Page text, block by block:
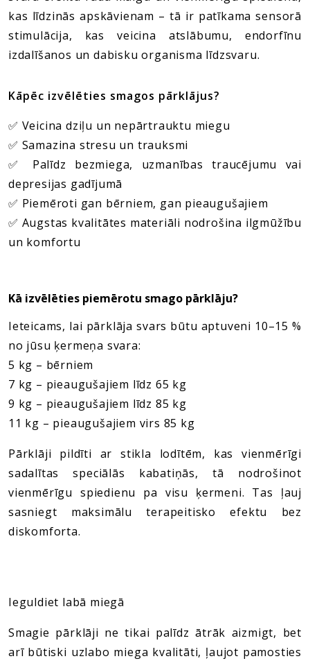
kas līdzinās apskāvienam – tā ir patīkama sensorā
stimulācija, kas veicina atslābumu, endorfīnu
izdalīšanos un dabisku organisma līdzsvaru.
Kāpēc izvēlēties smagos pārklājus?
✅ Veicina dziļu un nepārtrauktu miegu
✅ Samazina stresu un trauksmi
✅ Palīdz bezmiega, uzmanības traucējumu vai
depresijas gadījumā
✅ Piemēroti gan bērniem, gan pieaugušajiem
✅ Augstas kvalitātes materiāli nodrošina ilgmūžību
un komfortu
Kā izvēlēties piemērotu smago pārklāju?
Ieteicams, lai pārklāja svars būtu aptuveni 10–15 %
no jūsu ķermeņa svara:
5 kg – bērniem
7 kg – pieaugušajiem līdz 65 kg
9 kg – pieaugušajiem līdz 85 kg
11 kg – pieaugušajiem virs 85 kg
Pārklāji pildīti ar stikla lodītēm, kas vienmērīgi
sadalītas speciālās kabatiņās, tā nodrošinot
vienmērīgu spiedienu pa visu ķermeni. Tas ļauj
sasniegt maksimālu terapeitisko efektu bez
diskomforta.
Ieguldiet labā miegā
Smagie pārklāji ne tikai palīdz ātrāk aizmigt, bet
arī būtiski uzlabo miega kvalitāti, ļaujot pamosties